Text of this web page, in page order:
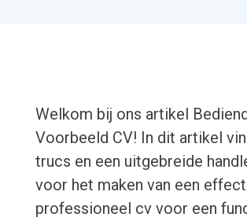
Welkom bij ons artikel
Voorbeeld CV! In dit artikel
trucs en een uitgebreide
voor het maken van een
professioneel cv voor een